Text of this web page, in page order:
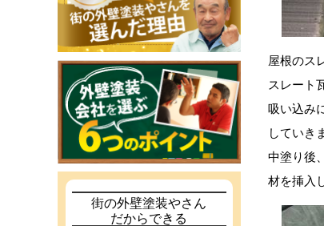
屋根のス
スレート
吸い込み
していき
中塗り後
材を挿入
街の外壁塗装やさん
だからできる